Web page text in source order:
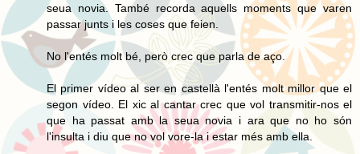
seua novia. També recorda aquells moments que varen
passar junts i les coses que feien.
No l'entés molt bé, però crec que parla de aço.
El primer vídeo al ser en castellà l'entés molt millor que el
segon vídeo. El xic al cantar crec que vol transmitir-nos el
que ha passat amb la seua novia i ara que no ho són
l'insulta i diu que no vol vore-la i estar més amb ella.